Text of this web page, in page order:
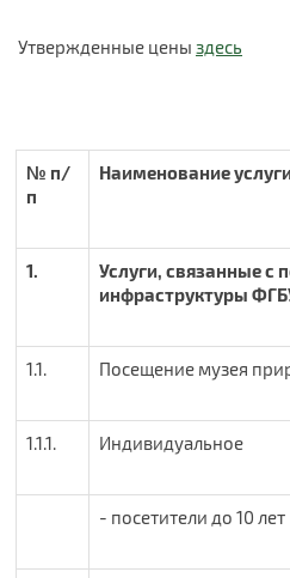
Утвержденные цены здесь
№ п/
п
Наименование
1.
Услуги, связанные с
инфраструктуры
1.1. Посещение музея
1.1.1. Индивидуальное
- посетители до 10 лет